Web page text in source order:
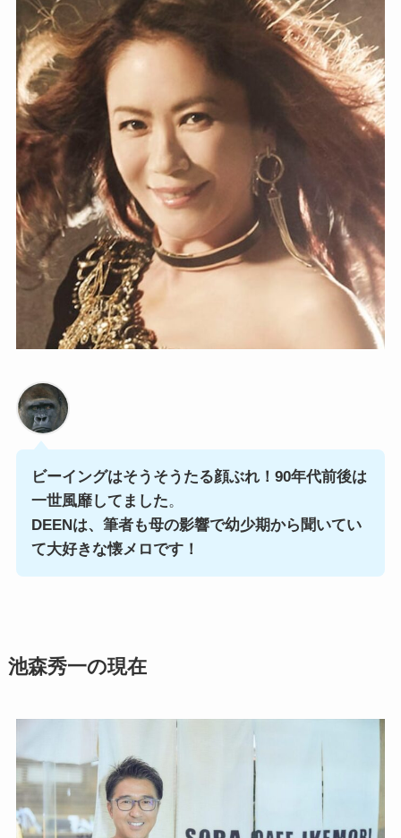
ビーイングはそうそうたる顔ぶれ！90年代前後は
一世風靡してました。
DEENは、筆者も母の影響で幼少期から聞いてい
て大好きな懐メロです！
池森秀一の現在